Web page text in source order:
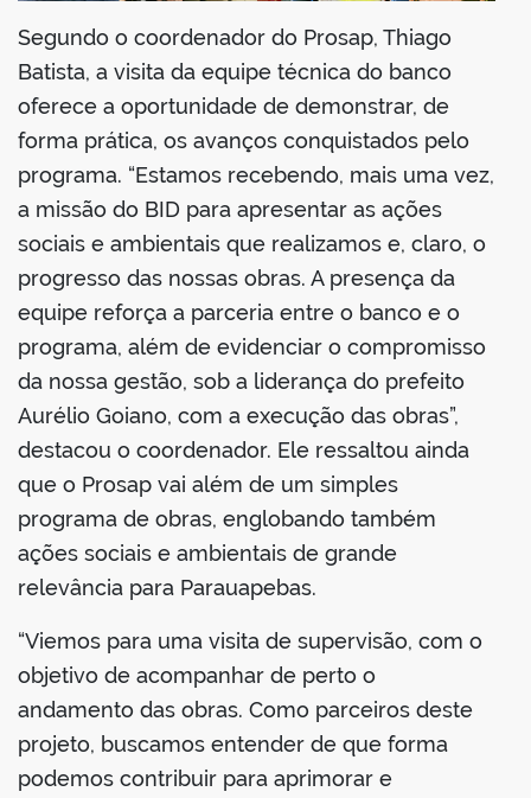
Segundo o coordenador do Prosap, Thiago
Batista, a visita da equipe técnica do banco
oferece a oportunidade de demonstrar, de
forma prática, os avanços conquistados pelo
programa. “Estamos recebendo, mais uma vez,
a missão do BID para apresentar as ações
sociais e ambientais que realizamos e, claro, o
progresso das nossas obras. A presença da
equipe reforça a parceria entre o banco e o
programa, além de evidenciar o compromisso
da nossa gestão, sob a liderança do prefeito
Aurélio Goiano, com a execução das obras”,
destacou o coordenador. Ele ressaltou ainda
que o Prosap vai além de um simples
programa de obras, englobando também
ações sociais e ambientais de grande
relevância para Parauapebas.
“Viemos para uma visita de supervisão, com o
objetivo de acompanhar de perto o
andamento das obras. Como parceiros deste
projeto, buscamos entender de que forma
podemos contribuir para aprimorar e